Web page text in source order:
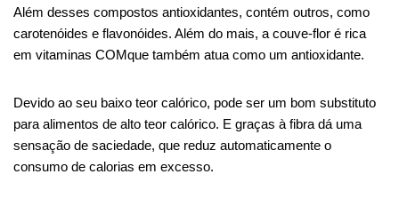
Além desses compostos antioxidantes, contém outros, como
carotenóides e flavonóides. Além do mais, a couve-flor é rica
em vitaminas COMque também atua como um antioxidante.
Devido ao seu baixo teor calórico, pode ser um bom substituto
para alimentos de alto teor calórico. E graças à fibra dá uma
sensação de saciedade, que reduz automaticamente o
consumo de calorias em excesso.